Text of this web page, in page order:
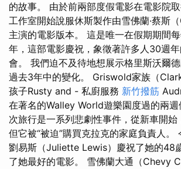
的故事。 由於前兩部度假電影在電影院
工作室開始說服休斯製作由雪佛蘭·蔡斯
主演的電影版本。 這是唯一在假期期間
年，這部電影慶祝，象徵著許多人30週
會。 我們迫不及待地想展示格里斯沃爾
過去3年中的變化。 Griswold家族（
孩子Rusty and - 私廚服務 新竹撥筋
在著名的Walley World遊樂園度過的兩週
次旅行是一系列悲劇性事件，從新車開始
但它被“被迫”購買克拉克的家庭負責人。
劉易斯（Juliette Lewis）慶祝了她的48
了她最好的電影。 雪佛蘭大通（Chevy